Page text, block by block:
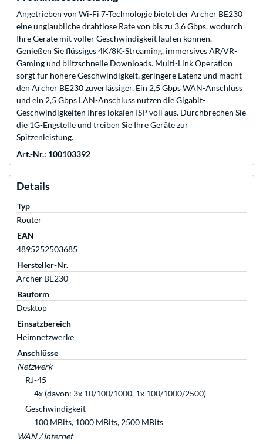
Angetrieben von Wi-Fi 7-Technologie bietet der Archer BE230
eine unglaubliche drahtlose Rate von bis zu 3,6 Gbps, wodurch
Ihre Geräte mit voller Geschwindigkeit laufen können.
Genießen Sie flüssiges 4K/8K-Streaming, immersives AR/VR-
Gaming und blitzschnelle Downloads. Multi-Link Operation
sorgt für höhere Geschwindigkeit, geringere Latenz und macht
den Archer BE230 zuverlässiger. Ein 2,5 Gbps WAN-Anschluss
und ein 2,5 Gbps LAN-Anschluss nutzen die Gigabit-
Geschwindigkeiten Ihres lokalen ISP voll aus. Durchbrechen Sie
die 1G-Engstelle und treiben Sie Ihre Geräte zur
Spitzenleistung.
Art.-Nr.: 100103392
Details
Typ
Router
EAN
4895252503685
Hersteller-Nr.
Archer BE230
Bauform
Desktop
Einsatzbereich
Heimnetzwerke
Anschlüsse
Netzwerk
RJ-45
4x (davon: 3x 10/100/1000, 1x 100/1000/2500)
Geschwindigkeit
100 MBits, 1000 MBits, 2500 MBits
WAN / Internet